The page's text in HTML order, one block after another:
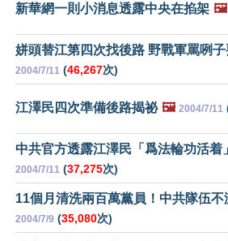
新華網一則小消息透露中央在掐架 🖼️
姘頭替江第四次找後路 野戰軍罵咧
2004/7/11 (46,267次)
江澤民四次準備後路揭祕 🖼️ 2004/7/11
中共官方透露江澤民「爲法輪功活着
2004/7/11 (37,275次)
11個月清洗兩百萬黨員！中共隊伍不
2004/7/9 (35,080次)